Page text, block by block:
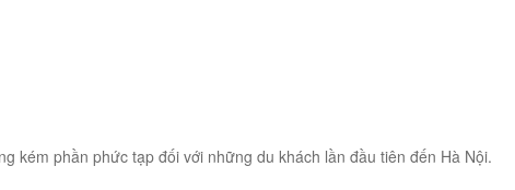
kém phần phức tạp đối với những du khách lần đầu tiên đến Hà Nội.